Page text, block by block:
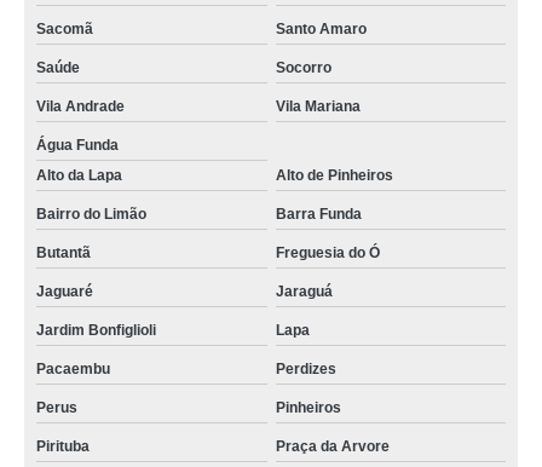
Sacomã Santo Amaro
Saúde Socorro
Vila Andrade Vila Mariana
Água Funda
Alto da Lapa
Alto de Pinheiros
Bairro do Limão Barra Funda
Butantã Freguesia do Ó
Jaguaré Jaraguá
Jardim Bonfiglioli Lapa
Pacaembu Perdizes
Perus Pinheiros
Pirituba Praça da Arvore